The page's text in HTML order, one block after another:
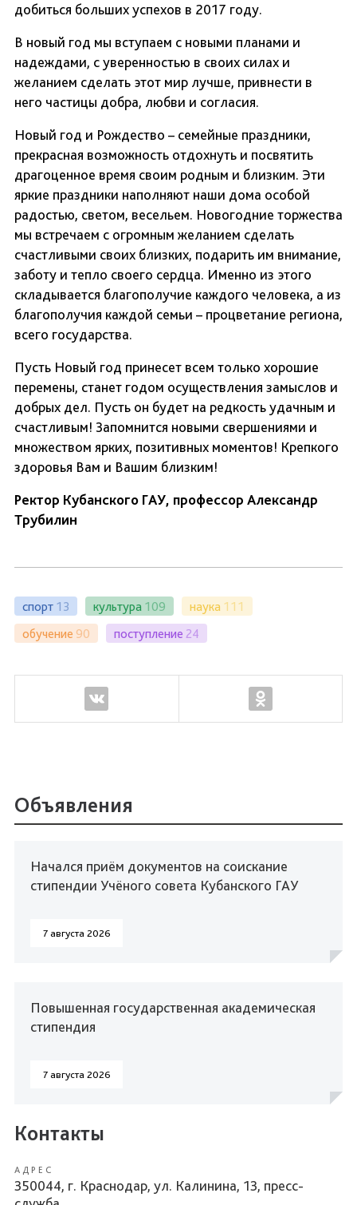
добиться больших успехов в 2017 году.
В новый год мы вступаем с новыми планами и
надеждами, с уверенностью в своих силах и
желанием сделать этот мир лучше, привнести в
него частицы добра, любви и согласия.
Новый год и Рождество – семейные праздники,
прекрасная возможность отдохнуть и посвятить
драгоценное время своим родным и близким. Эти
яркие праздники наполняют наши дома особой
радостью, светом, весельем. Новогодние торжества
мы встречаем с огромным желанием сделать
счастливыми своих близких, подарить им внимание,
заботу и тепло своего сердца. Именно из этого
складывается благополучие каждого человека, а из
благополучия каждой семьи – процветание региона,
всего государства.
Пусть Новый год принесет всем только хорошие
перемены, станет годом осуществления замыслов и
добрых дел. Пусть он будет на редкость удачным и
счастливым! Запомнится новыми свершениями и
множеством ярких, позитивных моментов! Крепкого
здоровья Вам и Вашим близким!
Ректор Кубанского ГАУ, профессор Александр
Трубилин
спорт 13 культура 109 наука 111
обучение 90 поступление 24
Объявления
Начался приём документов на соискание
стипендии Учёного совета Кубанского ГАУ
7 августа 2026
Повышенная государственная академическая
стипендия
7 августа 2026
Контакты
АДРЕС
350044, г. Краснодар, ул. Калинина, 13, пресс-